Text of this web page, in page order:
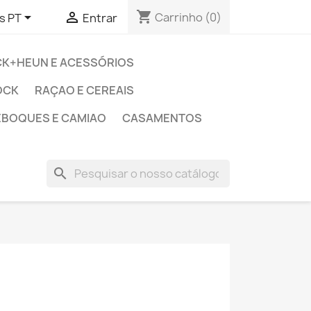
PT  Entrar shopping_cart Carrinho (0)
E ACESSÓRIOS
RAÇAO E CEREAIS
E CAMIAO
CASAMENTOS
search